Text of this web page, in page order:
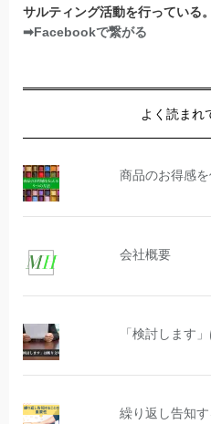
サルティング活動を行っている。
➡Facebookで繋がる
よく読まれ
商品のお得感
会社概要
「検討します
繰り返し告知